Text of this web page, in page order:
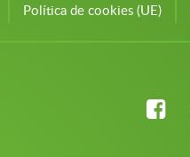
Política de cookies (UE)